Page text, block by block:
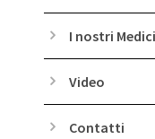
I nostri Medici
Video
Contatti